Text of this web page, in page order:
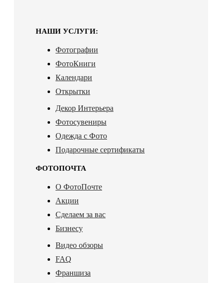
НАШИ УСЛУГИ:
Фотографии
ФотоКниги
Календари
Открытки
Декор Интерьера
Фотосувениры
Одежда с Фото
Подарочные сертификаты
ФОТОПОЧТА
О ФотоПочте
Акции
Сделаем за вас
Бизнесу
Видео обзоры
FAQ
Франшиза